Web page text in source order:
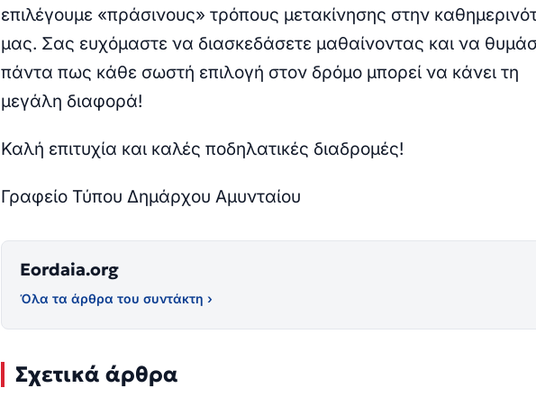
επιλέγουμε «πράσινους» τρόπους μετακίνησης στην
μας. Σας ευχόμαστε να διασκεδάσετε μαθαίνοντας και να
πάντα πως κάθε σωστή επιλογή στον δρόμο μπορεί να κάνει τη
μεγάλη διαφορά!
Καλή επιτυχία και καλές ποδηλατικές διαδρομές!
Γραφείο Τύπου Δημάρχου Αμυνταίου
Eordaia.org
Όλα τα άρθρα του συντάκτη ›
Σχετικά άρθρα